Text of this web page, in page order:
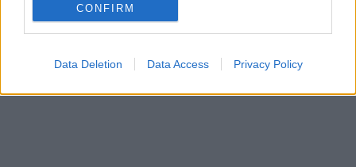
CONFIRM
Data Deletion Data Access Privacy Policy